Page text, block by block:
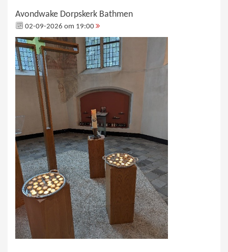
Avondwake Dorpskerk Bathmen
02-09-2026 om 19:00